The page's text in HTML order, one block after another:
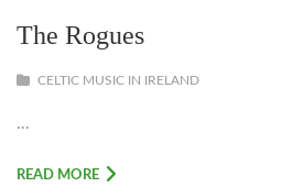
The Rogues
CELTIC MUSIC IN IRELAND
...
READ MORE